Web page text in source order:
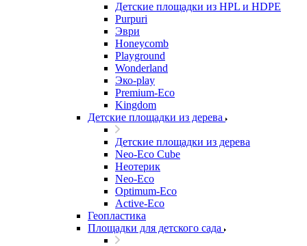
Детские площадки из HPL и HDPE
Purpuri
Эври
Honeycomb
Playground
Wonderland
Эко-play
Premium-Eco
Kingdom
Детские площадки из дерева
Детские площадки из дерева
Neo-Eco Cube
Неотерик
Neo-Eco
Оptimum-Еco
Active-Eco
Геопластика
Площадки для детского сада